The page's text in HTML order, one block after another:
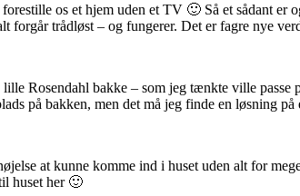
os et hjem uden et TV 🙂 Så et sådant
forgår trådløst – og fungerer. Det er fagre nye
Rosendahl bakke – som jeg tænkte ville
på bakken, men det må jeg finde en løsning på
at kunne komme ind i huset uden alt for
huset her 🙂